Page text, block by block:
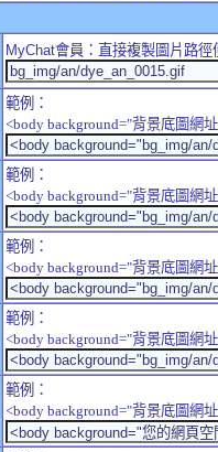
MyChat會員：直接複製圖片路
範例：
<body background="背景底圖網
範例：
<body background="背景底圖網
範例：
<body background="背景底圖網
範例：
<body background="背景底圖網
範例：
<body background="背景底圖網